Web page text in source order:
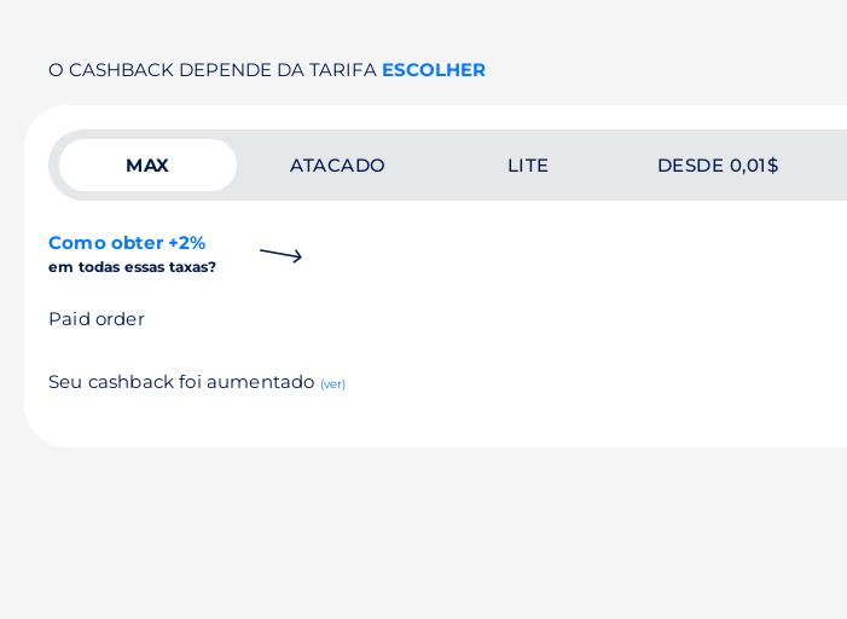
O CASHBACK DEPENDE DA TARIFA ESCOLHER
MAX ATACADO LITE DESDE 0,01$
Como obter +2%
em todas essas taxas?
Paid order
Seu cashback foi aumentado (ver)